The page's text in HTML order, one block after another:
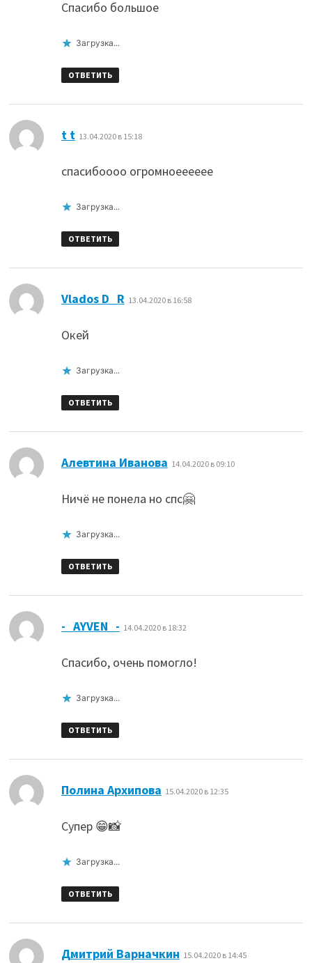
Спасибо большое
Загрузка...
ОТВЕТИТЬ
t t 13.04.2020 в 15:18
спасибоооо огромноееееее
Загрузка...
ОТВЕТИТЬ
Vlados D_R 13.04.2020 в 16:58
Окей
Загрузка...
ОТВЕТИТЬ
Алевтина Иванова 14.04.2020 в 09:10
Ничё не понела но спс🤗
Загрузка...
ОТВЕТИТЬ
-_AYVEN_- 14.04.2020 в 18:32
Спасибо, очень помогло!
Загрузка...
ОТВЕТИТЬ
Полина Архипова 15.04.2020 в 12:35
Супер 😁📸
Загрузка...
ОТВЕТИТЬ
Дмитрий Варначкин 15.04.2020 в 14:45